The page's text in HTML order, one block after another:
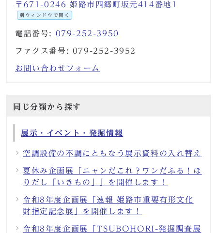
〒671-0246 姫路市四郷町坂元414番地1
別ウィンドウで開く
電話番号: 079-252-3950
ファクス番号: 079-252-3952
お問い合わせフォーム
同じ分類から探す
展示・イベント・発掘情報
空調設備の不調にともなう展示資料の入れ替え
夏休み企画展「ニャンだこれ？ワンだふる！ほ
りだし「いきもの」」を開催します！
令和8年度企画展「速報 姫路市重要有形文化
財指定記念展」を開催します！
令和8年度企画展「TSUBOHORI-発掘調査展